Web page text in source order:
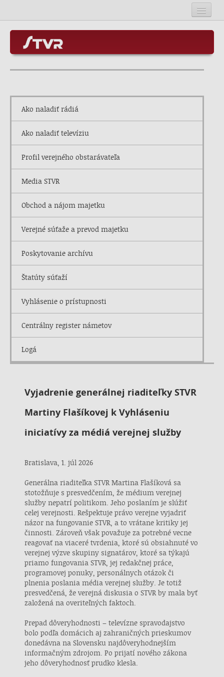
Úvod
Mapa stránok
O STVR
Programové služby
SOSR
Rada STVR
Ako naladiť rádiá
Ako naladiť televíziu
Profil verejného obstarávateľa
Media STVR
Obchod a nájom majetku
Verejné súťaže a prevod majetku
Poskytovanie archívu
Štatúty súťaží
Vyhlásenie o prístupnosti
Centrálny register námetov
Logá
Vyjadrenie generálnej riaditeľky STVR
Martiny Flašíkovej k Vyhláseniu
iniciatívy za médiá verejnej služby
Bratislava, 1. júl 2026
Generálna riaditeľka STVR Martina Flašíková sa
stotožňuje s presvedčením, že médium verejnej
služby nepatrí politikom. Jeho poslaním je slúžiť
celej verejnosti. Rešpektuje právo verejne vyjadriť
názor na fungovanie STVR, a to vrátane kritiky jej
činnosti. Zároveň však považuje za potrebné vecne
reagovať na viaceré tvrdenia, ktoré sú obsiahnuté vo
verejnej výzve skupiny signatárov, ktoré sa týkajú
priamo fungovania STVR, jej redakčnej práce,
programovej ponuky, personálnych otázok či
plnenia poslania média verejnej služby. Je totiž
presvedčená, že verejná diskusia o STVR by mala byť
založená na overiteľných faktoch.
Prepad dôveryhodnosti – televízne spravodajstvo
bolo podľa domácich aj zahraničných prieskumov
donedávna na Slovensku najdôveryhodnejším
informačným zdrojom. Po prijatí nového zákona
jeho dôveryhodnosť prudko klesla.